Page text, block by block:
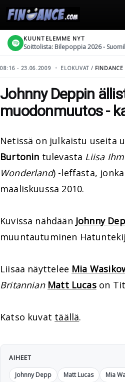
KUUNTELEMME NYT
Soittolista: Bilepoppia 2026 -
08:16 - 23.06.2009 ELOKUVAT / FINDANCE
Johnny Deppin
muodonmuutos -
Netissä on julkaistu useita
Burtonin tulevasta Liisa
Wonderland) -leffasta,
maaliskuussa 2010.
Kuvissa nähdään Johnny
muuntautuminen
Liisaa näyttelee Mia
Britannian Matt Lucason
Katso kuvat täällä.
AIHEET
Johnny Depp
Matt Lucas Mia